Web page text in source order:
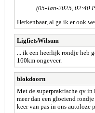
(05-Jan-2025, 02:40
Herkenbaar, al ga ik er ook
LigfietsWilsum
... ik een heerlijk rondje heb
160km ongeveer.
blokdoorn
Met de superpraktische qv in
meer dan een gloeiend
keer van pas in ons autoloze